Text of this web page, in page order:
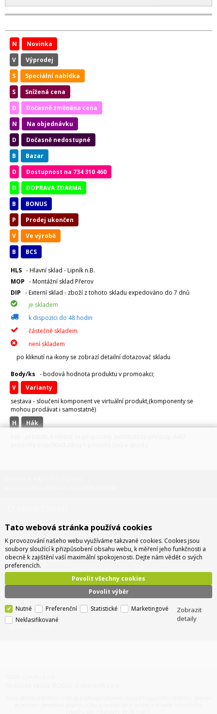
N
Novinka
V
Výprodej
S
Speciální nabídka
S
Snížená cena
D
Dočasně změněna cena
N
Na objednávku
D
Dočasně nedostupné
B
Bazar
D
Dostupnost na 734 310 460
D
DOPRAVA ZDARMA
B
BONUS
P
Prodej ukončen
V
Ve výrobě
B
BCS
HLS - Hlavní sklad - Lipník n.B.
MOP - Montážní sklad Přerov
DIP - Externí sklad - zboží z tohoto skladu expedováno do 7 dnů
je skladem
k dispozici do 48 hodin
částečně skladem
není skladem
po kliknutí na ikony se zobrazí detailní dotazovač skladu
Body/ks - bodová hodnota produktu v promoakci;
v
varianty
sestava - sloučení komponent ve virtuální produkt,(komponenty se
mohou prodávat i samostatně)
H
hák
O nás
Kontakty
Pobočky a sídlo
Doprava - info a ceny
Jak nakupovat
Obchodní podmínky
Správa cookies
Tato webová stránka používá cookies
K provozování našeho webu využíváme takzvané cookies. Cookies jsou
soubory sloužící k přizpůsobení obsahu webu, k měření jeho funkčnosti a
obecně k zajištění vaší maximální spokojenosti. Dejte nám vědět o svých
preferencích.
Povolit výběr
Povolit všechny cookies
Nutné Preferenční Statistické
Marketingové
Neklasifikované
Zobrazit
detaily